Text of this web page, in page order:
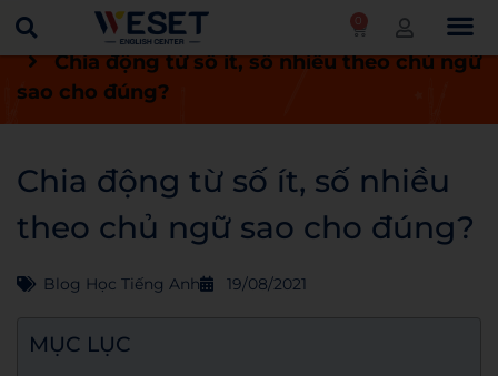
0
Trang chủ Blog
Blog học tiếng Anh
Chia động từ số ít, số nhiều theo chủ ngữ
sao cho đúng?
Chia động từ số ít, số nhiều
theo chủ ngữ sao cho đúng?
Blog Học Tiếng Anh 19/08/2021
MỤC LỤC